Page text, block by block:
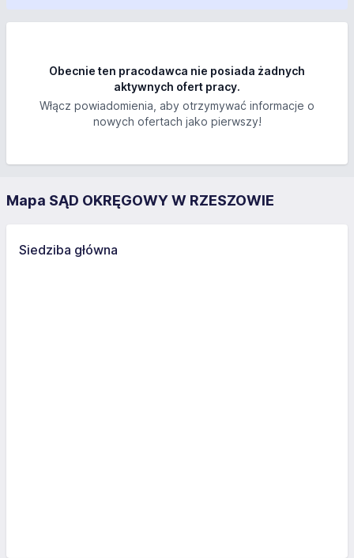
Obecnie ten pracodawca nie posiada żadnych
aktywnych ofert pracy.
Włącz powiadomienia, aby otrzymywać informacje o
nowych ofertach jako pierwszy!
Mapa SĄD OKRĘGOWY W RZESZOWIE
Siedziba główna